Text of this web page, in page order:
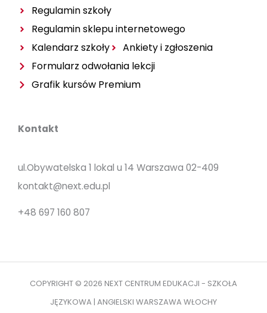
Regulamin szkoły
Regulamin sklepu internetowego
Kalendarz szkoły
Ankiety i zgłoszenia
Formularz odwołania lekcji
Grafik kursów Premium
Kontakt
ul.Obywatelska 1 lokal u 14 Warszawa 02-409
kontakt@next.edu.pl
+48 697 160 807
COPYRIGHT © 2026 NEXT CENTRUM EDUKACJI - SZKOŁA
JĘZYKOWA | ANGIELSKI WARSZAWA WŁOCHY